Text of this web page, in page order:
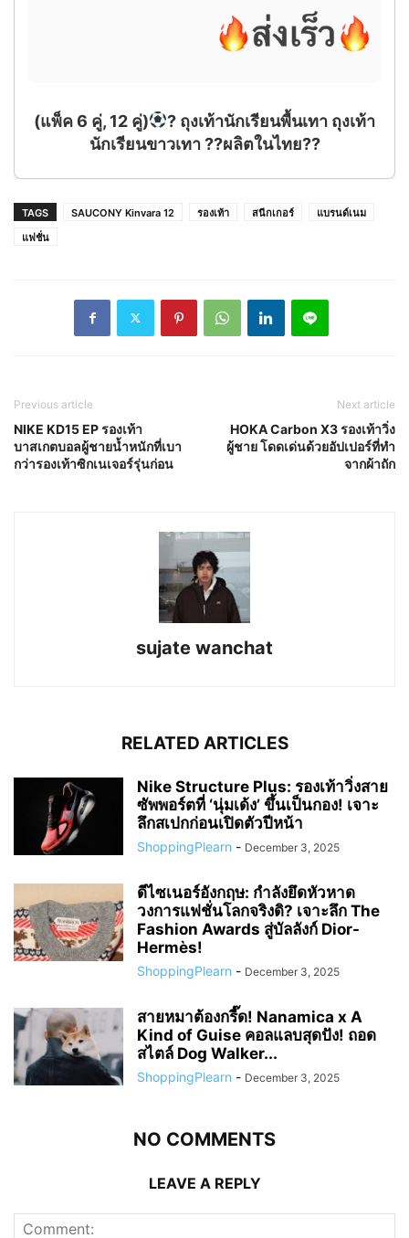
พ็ค 6 คู่, 12 คู่)
? ถุงเท้านักเรียนพื้นเทา ถุงเท้า
นักเรียนขาวเทา ??ผลิตในไทย??
TAGS SAUCONY Kinvara 12 รองเท้า สนีกเกอร์
แบรนด์เนม
แฟชั่น
Previous article
NIKE KD15 EP รองเท้า
บาสเกตบอลผู้ชายน้ำหนักที่เบา
กว่ารองเท้าซิกเนเจอร์รุ่นก่อน
Next article
HOKA Carbon X3 รองเท้าวิ่ง
ผู้ชาย โดดเด่นด้วยอัปเปอร์ที่ทำ
จากผ้าถัก
sujate wanchat
RELATED ARTICLES
Nike Structure Plus: รองเท้าวิ่งสาย
ซัพพอร์ตที่ ‘นุ่มเด้ง’ ขึ้นเป็นกอง! เจาะ
ลึกสเปกก่อนเปิดตัวปีหน้า
ShoppingPlearn - December 3, 2025
ดีไซเนอร์อังกฤษ: กำลังยึดหัวหาด
วงการแฟชั่นโลกจริงดิ? เจาะลึก The
Fashion Awards สู่บัลลังก์ Dior-
Hermès!
ShoppingPlearn - December 3, 2025
สายหมาต้องกรี๊ด! Nanamica x A
Kind of Guise คอลแลบสุดปัง! ถอด
สไตล์ Dog Walker...
ShoppingPlearn - December 3, 2025
NO COMMENTS
LEAVE A REPLY